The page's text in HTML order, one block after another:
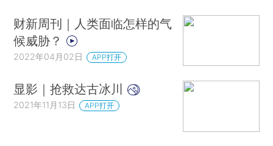
财新周刊｜人类面临怎样的气
候威胁？
2022年04月02日 APP打开
显影｜抢救达古冰川
2021年11月13日 APP打开